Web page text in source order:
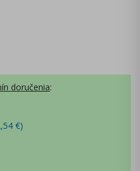
doručenia:
€)